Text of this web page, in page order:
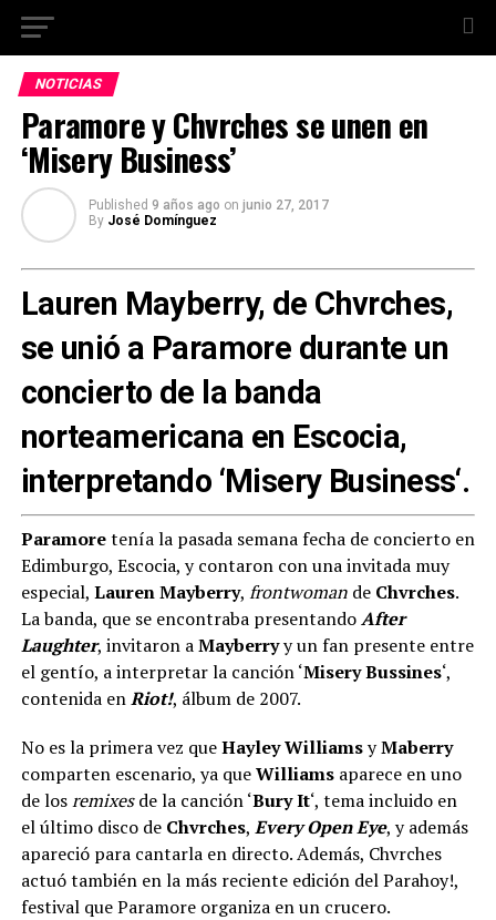
NOTICIAS
Paramore y Chvrches se unen en
‘Misery Business’
Published 9 años ago on junio 27, 2017
By José Domínguez
Lauren Mayberry, de Chvrches,
se unió a Paramore durante un
concierto de la banda
norteamericana en Escocia,
interpretando ‘Misery Business‘.
Paramoretenía la pasada semana fecha de concierto en
Edimburgo, Escocia, y contaron con una invitada muy
especial, Lauren Mayberry, frontwomande Chvrches.
La banda, que se encontraba presentandoAfter
Laughter, invitaron aMayberryy un fan presente entre
el gentío, a interpretar la canción ‘Misery Bussines‘,
contenida enRiot!, álbum de 2007.
No es la primera vez queHayley WilliamsyMaberry
comparten escenario, ya queWilliamsaparece en uno
de losremixesde la canción ‘Bury It‘, tema incluido en
el último disco de Chvrches, Every Open Eye, y además
apareció para cantarla en directo. Además, Chvrches
actuó también en la más reciente edición del Parahoy!,
festival que Paramore organiza en un crucero.